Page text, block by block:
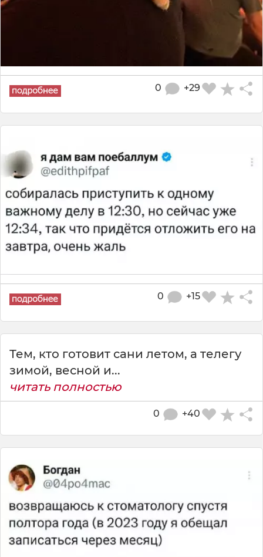
+29
0
+15
0
Тем, кто готовит сани летом, а телегу
зимой, весной и...
читать полностью
+40
0